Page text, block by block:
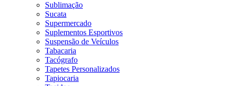
Sublimação
Sucata
Supermercado
Suplementos Esportivos
Suspensão de Veículos
Tabacaria
Tacógrafo
Tapetes Personalizados
Tapiocaria